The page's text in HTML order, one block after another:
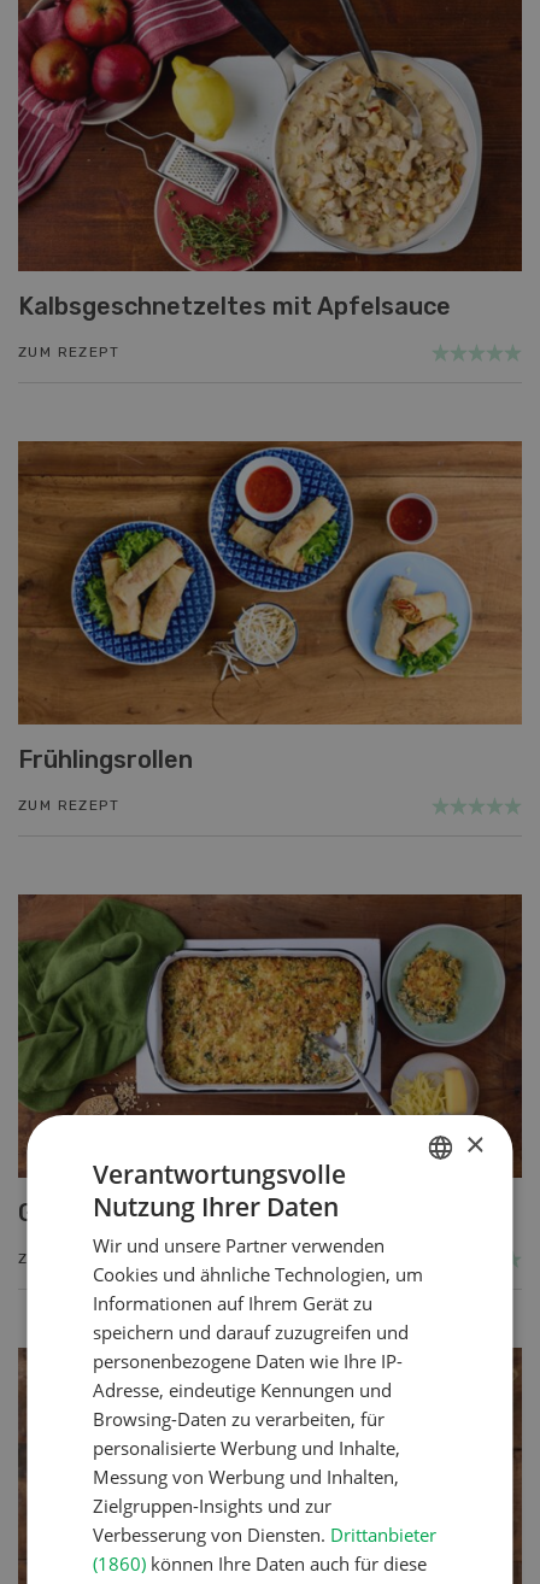
Kalbsgeschnetzeltes mit Apfelsauce
ZUM REZEPT
Frühlingsrollen
ZUM REZEPT
Getreide-Gemüseauflauf
ZUM REZEPT
×
Verantwortungsvolle
Nutzung Ihrer Daten
Wir und unsere Partner verwenden
Cookies und ähnliche Technologien, um
Informationen auf Ihrem Gerät zu
speichern und darauf zuzugreifen und
personenbezogene Daten wie Ihre IP-
Adresse, eindeutige Kennungen und
Browsing-Daten zu verarbeiten, für
personalisierte Werbung und Inhalte,
Messung von Werbung und Inhalten,
Zielgruppen-Insights und zur
Verbesserung von Diensten. Drittanbieter
(1860) können Ihre Daten auch für diese